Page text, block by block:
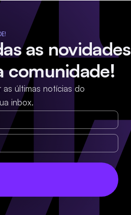
as novidades
comunidade!
últimas notícias do
inbox.